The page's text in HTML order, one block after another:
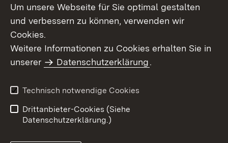
Um unsere Webseite für Sie optimal gestalten
und verbessern zu können, verwenden wir
Cookies.
Weitere Informationen zu Cookies erhalten Sie in
unserer
Datenschutzerklärung.
Technisch notwendige Cookies
Drittanbieter-Cookies (Siehe
Datenschutzerklärung.)